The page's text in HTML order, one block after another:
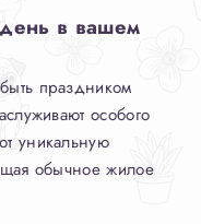
в вашем
праздником
особого
уникальную
обычное жилое